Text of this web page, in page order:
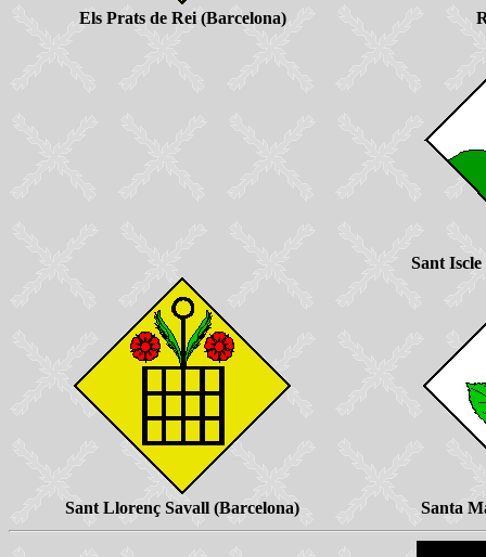
Els Prats de Rei (Barcelona)
Sant
Sant Llorenç Savall (Barcelona) Santa